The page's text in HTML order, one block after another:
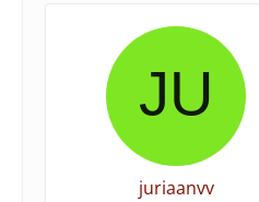
juriaanvv